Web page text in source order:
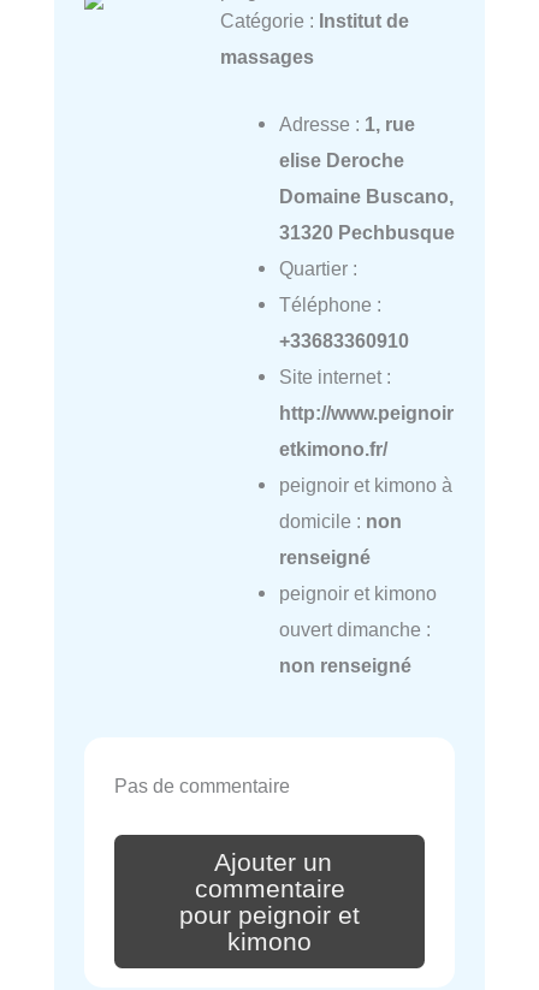
Catégorie : Institut de
massages
Adresse : 1, rue
elise Deroche
Domaine Buscano,
31320 Pechbusque
Quartier :
Téléphone :
+33683360910
Site internet :
http://www.peignoir
etkimono.fr/
peignoir et kimono à
domicile : non
renseigné
peignoir et kimono
ouvert dimanche :
non renseigné
Pas de commentaire
Ajouter un
commentaire
pour peignoir et
kimono